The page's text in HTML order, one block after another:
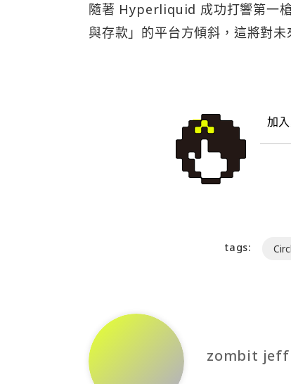
隨著 Hyperliquid 成功打響第一
與存款」的平台方傾斜，這將對
加
tags:
zombit jeff